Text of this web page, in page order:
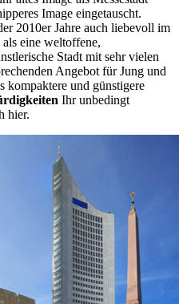
Image eingetauscht.
2010er Jahre auch liebevoll im
eine weltoffene,
Stadt mit sehr vielen
Angebot für Jung und
kompaktere und günstigere
Ihr unbedingt
hier.